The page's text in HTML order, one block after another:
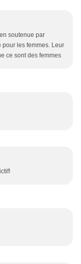
soutenue par
pour les femmes. Leur
ce sont des femmes